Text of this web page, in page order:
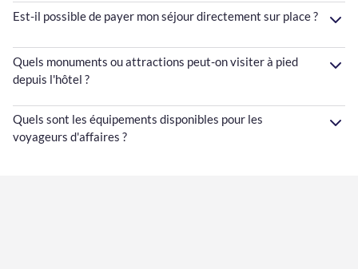
Est-il possible de payer mon séjour directement sur place ?
Quels monuments ou attractions peut-on visiter à pied
depuis l'hôtel ?
Quels sont les équipements disponibles pour les
voyageurs d'affaires ?